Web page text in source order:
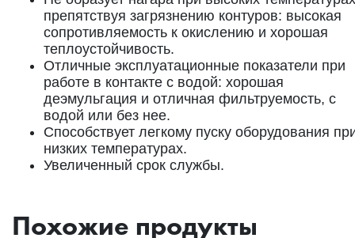
препятствуя загрязнению контуров: высокая
сопротивляемость к окислению и хорошая
теплоустойчивость.
Отличные эксплуатационные показатели при
работе в контакте с водой: хорошая
деэмульгация и отличная фильтруемость, с
водой или без нее.
Способствует легкому пуску оборудования
низких температурах.
Увеличенный срок службы.
Похожие продукты